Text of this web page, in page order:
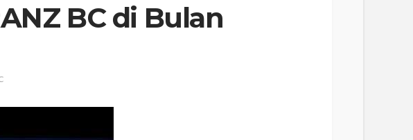
BC di Bulan